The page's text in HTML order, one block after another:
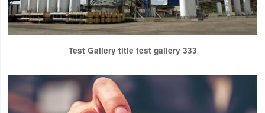
Test Gallery title test gallery 333